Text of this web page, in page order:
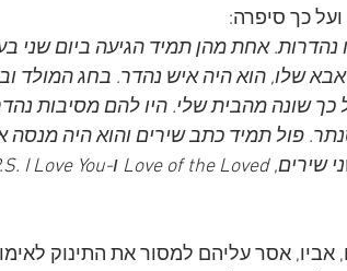
כך סיפרה:
אחת מהן תמיד הגיעה ביום שני
שלו, הוא היה איש נהדר. בחג המולד
שונה מהבית שלי. היו להם מסיבות
פול תמיד כתב שירים והוא היה מנסה
ג'ים, אביו, אסר עליהם למסור את התינוק